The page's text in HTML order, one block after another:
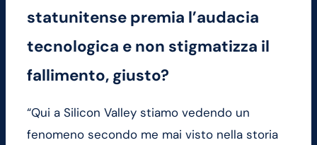
statunitense premia l’audacia
tecnologica e non stigmatizza il
fallimento, giusto?
“Qui a Silicon Valley stiamo vedendo un
fenomeno secondo me mai visto nella storia